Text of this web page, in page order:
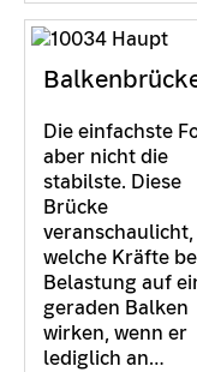
Die einfachste
aber nicht die
stabilste. Diese
Brücke
veranschaulicht,
welche Kräfte
Belastung auf
geraden Balken
wirken, wenn er
lediglich an…